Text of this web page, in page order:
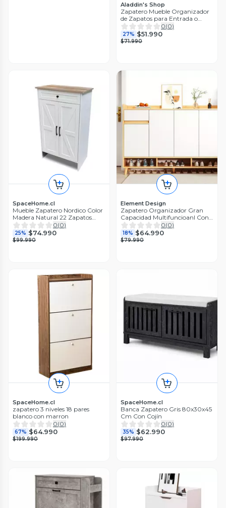
Aladdin's Shop
Zapatero Mueble Organizador
de Zapatos para Entrada o
Dormitorio Color Gris y Blanco
0(0)
27% $51.990
$71.990
SpaceHome.cl
Mueble Zapatero Nordico Color
Madera Natural 22 Zapatos
Blanco
0(0)
25% $74.990
$99.990
Element Design
Zapatero Organizador Gran
Capacidad Multifuncioanl Con
Cajones
0(0)
18% $64.990
$79.990
SpaceHome.cl
zapatero 3 niveles 18 pares
blanco con marron
0(0)
67% $64.990
$199.990
SpaceHome.cl
Banca Zapatero Gris 80x30x45
Cm Con Cojín
0(0)
35% $62.990
$97.990